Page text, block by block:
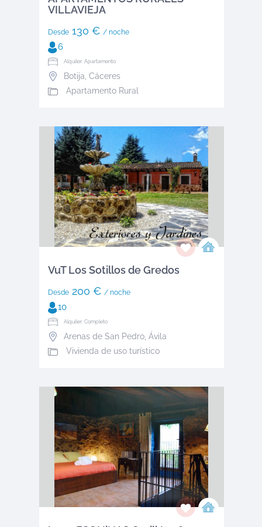
VILLAVIEJA
Desde130 € / noche
6
Alquiler: Apartamento
Botija Cáceres
Apartamento Rural
VuT Los Sotillos de Gredos
Desde200 € / noche
10
Alquiler: Completo
Arenas de San Pedro, Ávila
Vivienda de uso turístico